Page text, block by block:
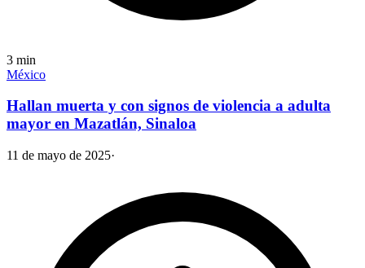
3 min
México
Hallan muerta y con signos de violencia a adulta
mayor en Mazatlán, Sinaloa
11 de mayo de 2025·